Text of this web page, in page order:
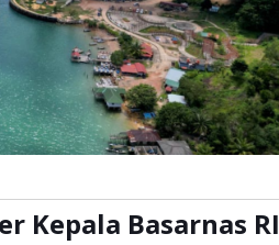
Kepala Basarnas RI